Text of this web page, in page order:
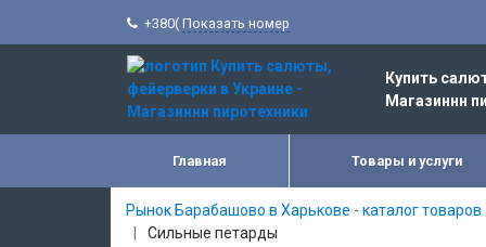
+380( Показать номер
Купить
Магазиннн
Главная Товары и услуги
Рынок Барабашово в Харькове - каталог товаров
Сильные петарды